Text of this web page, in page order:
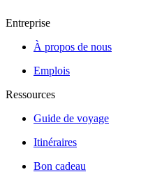
Entreprise
À propos de nous
Emplois
Ressources
Guide de voyage
Itinéraires
Bon cadeau